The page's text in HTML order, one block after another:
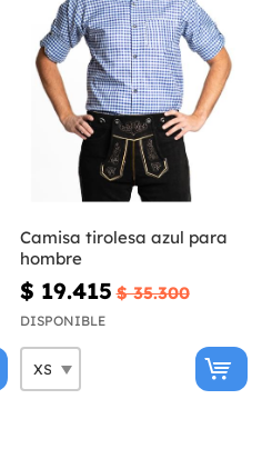
Camisa tirolesa azul para
hombre
$ 19.415 $ 35.300
DISPONIBLE